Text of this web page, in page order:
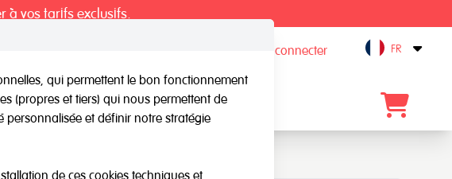
à vos tarifs exclusifs.
S'inscrire / Se connecter Open
FR
Catalogue Blog Contact
qui permettent le bon fonctionnement
(propres et tiers) qui nous permettent de
personnalisée et définir notre stratégie
de ces cookies techniques et